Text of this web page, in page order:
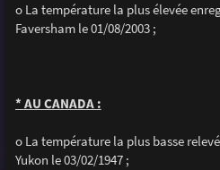
o La température la plus élevée
Faversham le 01/08/2003 ;
* AU CANADA :
o La température la plus basse
Yukon le 03/02/1947 ;